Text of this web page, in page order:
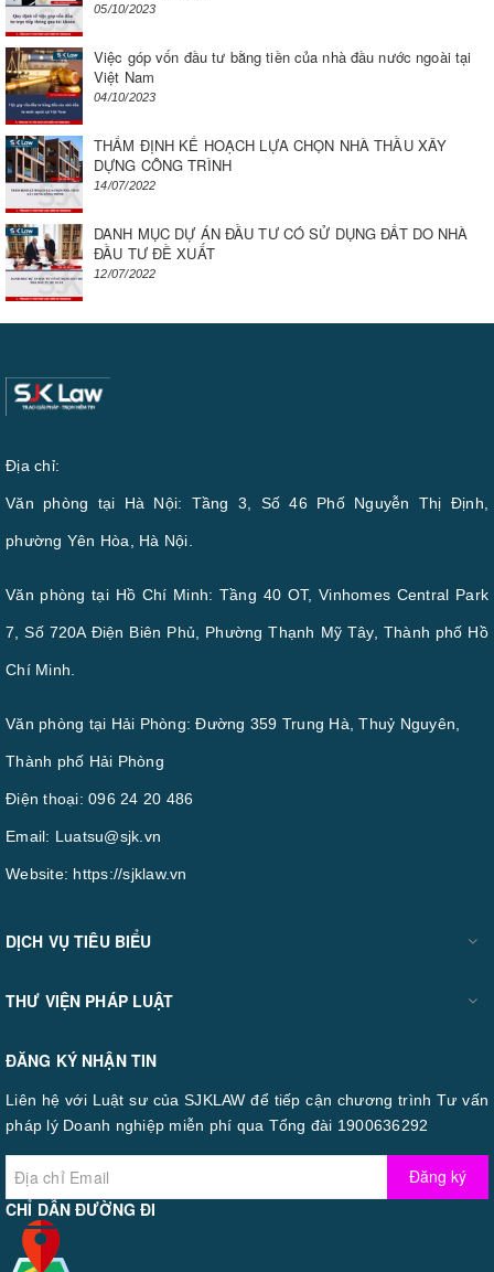
05/10/2023
Việc góp vốn đầu tư bằng tiền của nhà đầu nước ngoài tại
Việt Nam
04/10/2023
THẨM ĐỊNH KẾ HOẠCH LỰA CHỌN NHÀ THẦU XÂY
DỰNG CÔNG TRÌNH
14/07/2022
DANH MỤC DỰ ÁN ĐẦU TƯ CÓ SỬ DỤNG ĐẤT DO NHÀ
ĐẦU TƯ ĐỀ XUẤT
12/07/2022
Địa chỉ:
Văn phòng tại Hà Nội: Tầng 3, Số 46 Phố Nguyễn Thị Định,
phường Yên Hòa, Hà Nội.
Văn phòng tại Hồ Chí Minh: Tầng 40 OT, Vinhomes Central Park
7, Số 720A Điện Biên Phủ, Phường Thạnh Mỹ Tây, Thành phố Hồ
Chí Minh.
Văn phòng tại Hải Phòng: Đường 359 Trung Hà, Thuỷ Nguyên,
Thành phố Hải Phòng
Điện thoại: 096 24 20 486
Email: Luatsu@sjk.vn
Website: https://sjklaw.vn
DỊCH VỤ TIÊU BIỂU
THƯ VIỆN PHÁP LUẬT
ĐĂNG KÝ NHẬN TIN
Liên hệ với Luật sư của SJKLAW để tiếp cận chương trình Tư vấn
pháp lý Doanh nghiệp miễn phí qua Tổng đài 1900636292
Đăng ký
CHỈ DẪN ĐƯỜNG ĐI